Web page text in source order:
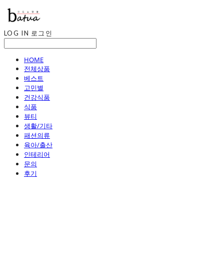
LOG IN 로그인
HOME
전체상품
베스트
고민별
건강식품
식품
뷰티
생활/기타
패션의류
육아/출산
인테리어
문의
후기